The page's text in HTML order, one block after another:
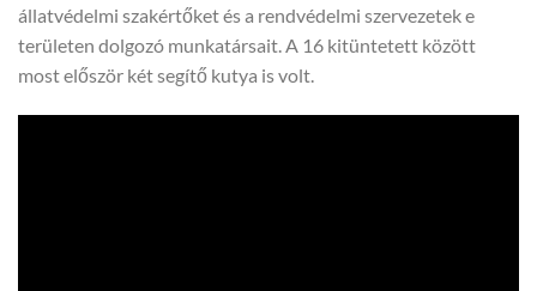
állatvédelmi szakértőket és a rendvédelmi szervezetek e
területen dolgozó munkatársait. A 16 kitüntetett között
most először két segítő kutya is volt.